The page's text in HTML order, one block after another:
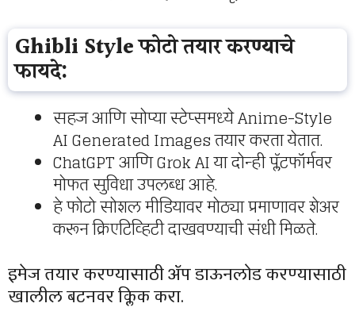
Ghibli Style फोटो तयार करण्याचे
फायदे:
सहज आणि सोप्या स्टेप्समध्ये Anime-Style
AI Generated Images तयार करता येतात.
ChatGPT आणि Grok AI या दोन्ही प्लॅटफॉर्मवर
मोफत सुविधा उपलब्ध आहे.
हे फोटो सोशल मीडियावर मोठ्या प्रमाणावर शेअर
करून क्रिएटिव्हिटी दाखवण्याची संधी मिळते.
इमेज तयार करण्यासाठी ॲप डाऊनलोड करण्यासाठी
खालील बटनवर क्लिक करा.